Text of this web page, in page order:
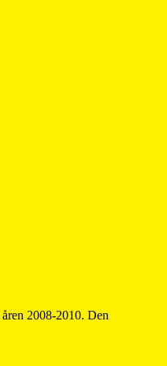
2008-2010. Den